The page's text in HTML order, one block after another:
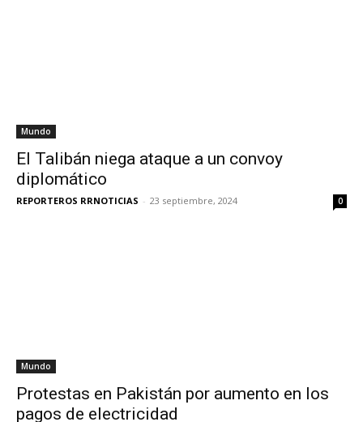
Mundo
El Talibán niega ataque a un convoy
diplomático
REPORTEROS RRNOTICIAS - 23 septiembre, 2024 0
Mundo
Protestas en Pakistán por aumento en los
pagos de electricidad